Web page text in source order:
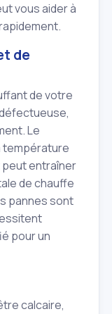
vous aider à
de
de votre
Le
température
peut entraîner
de chauffe
pannes sont
pour un
calcaire,